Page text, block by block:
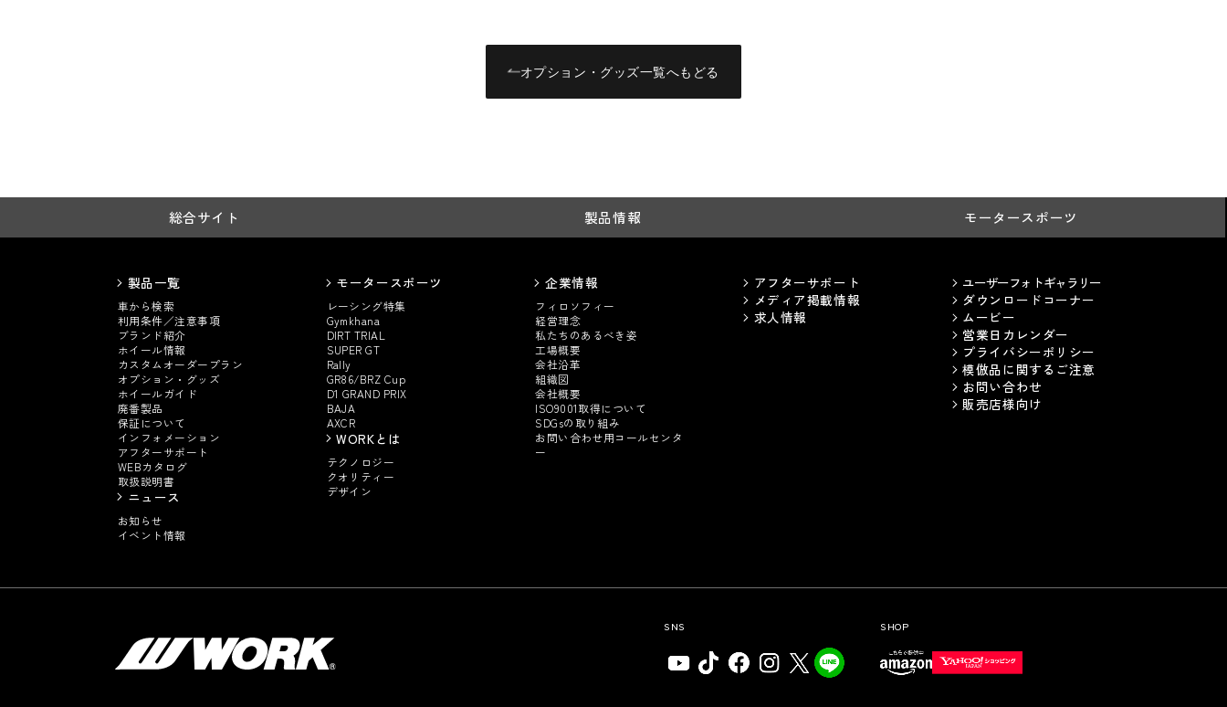
オプション・グッズ一覧へもどる
総合サイト 製品情報 モータースポーツ
製品一覧
車から検索
利用条件／注意事項
ブランド紹介
ホイール情報
カスタムオーダープラン
オプション・グッズ
ホイールガイド
廃番製品
保証について
インフォメーション
アフターサポート
WEBカタログ
取扱説明書
ニュース
お知らせ
イベント情報
モータースポーツ
レーシング特集
Gymkhana
DIRT TRIAL
SUPER GT
Rally
GR86/BRZ Cup
D1 GRAND PRIX
BAJA
AXCR
WORKとは
テクノロジー
クオリティー
デザイン
企業情報
フィロソフィー
経営理念
私たちのあるべき姿
工場概要
会社沿革
組織図
会社概要
ISO9001取得について
SDGsの取り組み
お問い合わせ用コールセンタ
ー
アフターサポート
メディア掲載情報
求人情報
ユーザーフォトギャラリー
ダウンロードコーナー
ムービー
営業日カレンダー
プライバシーポリシー
模倣品に関するご注意
お問い合わせ
販売店様向け
SNS SHOP